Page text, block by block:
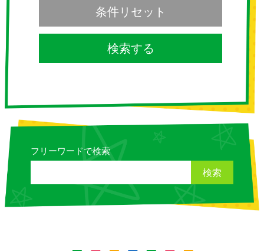
条件リセット
検索する
フリーワードで検索
検索